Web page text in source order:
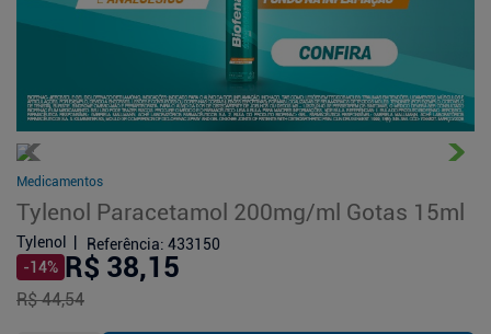
Medicamentos
Tylenol Paracetamol 200mg/ml Gotas 15ml
Tylenol Referência: 433150
-14% R$ 38,15
R$ 44,54
fralda xg
10
mounjaro